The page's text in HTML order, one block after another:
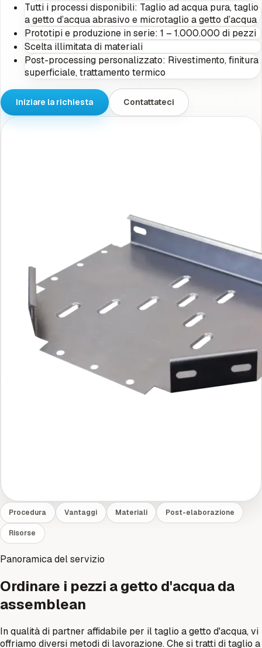
Tutti i processi disponibili: Taglio ad acqua pura, taglio
a getto d’acqua abrasivo e microtaglio a getto d’acqua
Prototipi e produzione in serie: 1 – 1.000.000 di pezzi
Scelta illimitata di materiali
Post-processing personalizzato: Rivestimento, finitura
superficiale, trattamento termico
Iniziare la richiesta Contattateci
Procedura Vantaggi Materiali Post-elaborazione
Risorse
Panoramica del servizio
Ordinare i pezzi a getto d'acqua da
assemblean
In qualità di partner affidabile per il taglio a getto d'acqua, vi
offriamo diversi metodi di lavorazione. Che si tratti di taglio a